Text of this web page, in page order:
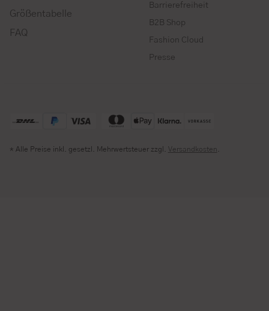
Größentabelle
FAQ
Barrierefreiheit
B2B Shop
Fashion Cloud
Presse
* Alle Preise inkl. gesetzl. Mehrwertsteuer zzgl. Versandkosten